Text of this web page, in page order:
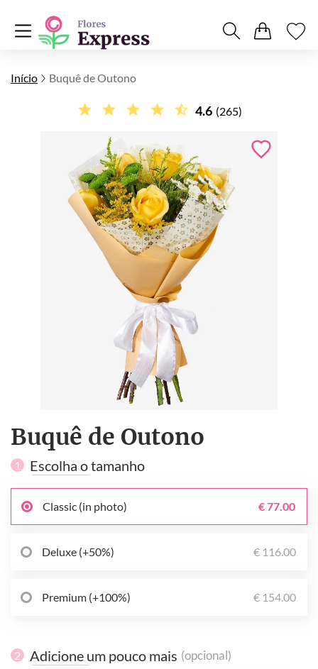
Início Buquê de Outono
4.6 (265)
Buquê de Outono
1 Escolha o tamanho
Classic (in photo) € 77.00
Deluxe (+50%) € 116.00
Premium (+100%) € 154.00
2 Adicione um pouco mais (opcional)